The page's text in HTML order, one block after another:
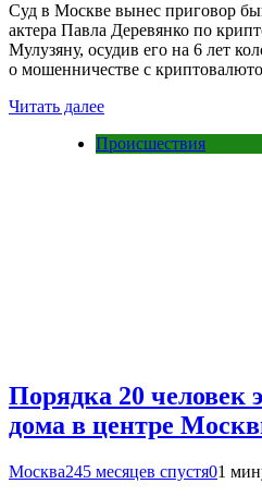
Суд в Москве вынес приговор
актера Павла Деревянко по
Мулузяну, осудив его на 6 лет
о мошенничестве с
Читать далее
Происшествия
Порядка 20 человек
дома в центре
Москва245 месяцев спустя01